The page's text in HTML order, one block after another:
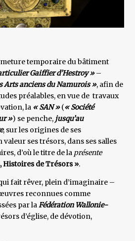
temporaire du bâtiment
Gaiffier d’Hestroy »–
Arts anciens du Namurois », afin de
préalables, en vue de travaux
la « SAN »(« Société
») se penche, jusqu’au
, sur les origines de ses
ses trésors, dans ses salles
d’où le titre de la présente
Histoires de Trésors ».
fait rêver, plein d’imaginaire –
reconnues comme
par laFédération Wallonie-
d’église, de dévotion,